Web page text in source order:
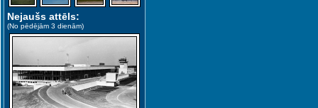
Nejaušs attēls:
(No pēdējām 3 dienām)